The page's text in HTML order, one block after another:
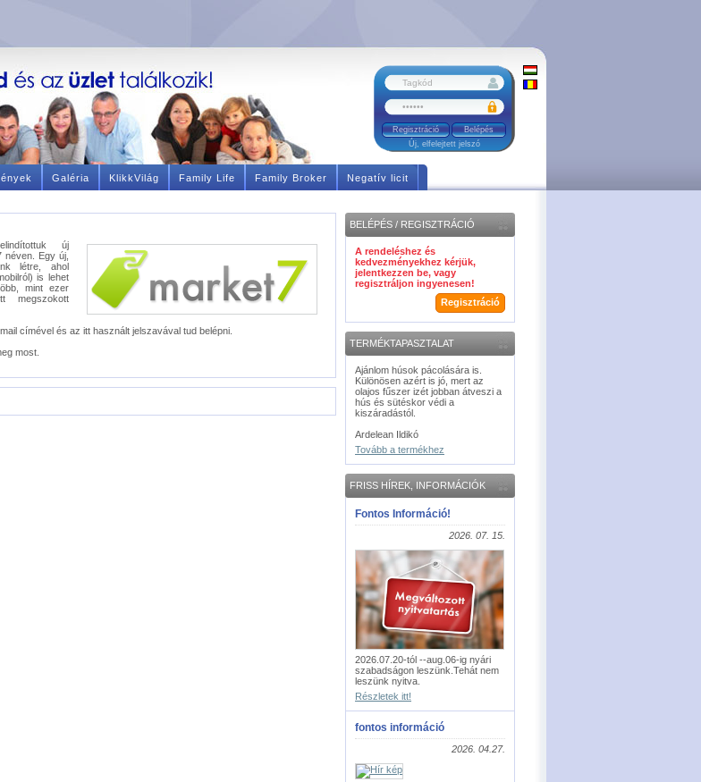
Regisztráció
Új, elfelejtett jelszó
Galéria KlikkVilág Family Life Family Broker Negatív licit
új
néven. Egy új,
létre, ahol
is lehet
mint ezer
címével és az itt használt jelszavával tud belépni.
most.
BELÉPÉS / REGISZTRÁCIÓ
A rendeléshez és
kedvezményekhez kérjük,
jelentkezzen be, vagy
regisztráljon ingyenesen!
Regisztráció
TERMÉKTAPASZTALAT
Ajánlom húsok pácolására is.
Különösen azért is jó, mert az
olajos fűszer izét jobban átveszi a
hús és sütéskor védi a
kiszáradástól.
Ardelean Ildikó
Tovább a termékhez
FRISS HÍREK, INFORMÁCIÓK
Fontos Információ!
2026. 07. 15.
2026.07.20-tól --aug.06-ig nyári
szabadságon leszünk.Tehát nem
leszünk nyitva.
Részletek itt!
fontos információ
2026. 04.27.